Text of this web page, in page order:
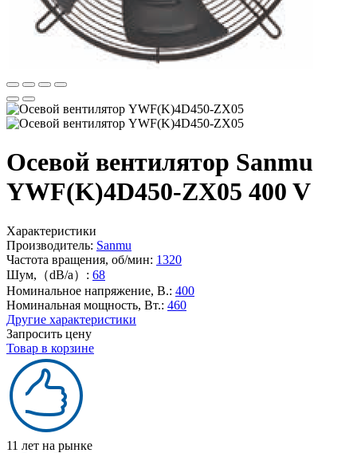
Осевой вентилятор Sanmu
YWF(K)4D450-ZX05 400 V
Характеристики
Производитель: Sanmu
Частота вращения, об/мин: 1320
Шум,（dB/a）: 68
Номинальное напряжение, В.: 400
Номинальная мощность, Вт.: 460
Другие характеристики
Запросить цену
Товар в корзине
11 лет на рынке